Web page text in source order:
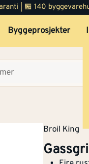
| 🏪 140
Byggeprosjekter
Broil King